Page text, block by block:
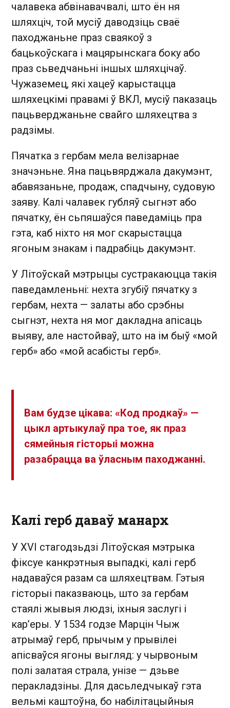
чалавека абвінавачвалі, што ён ня
шляхціч, той мусіў даводзіць сваё
паходжаньне праз сваякоў з
бацькоўскага і мацярынскага боку або
праз сьведчаньні іншых шляхцічаў.
Чужаземец, які хацеў карыстацца
шляхецкімі правамі ў ВКЛ, мусіў паказаць
пацьверджаньне свайго шляхецтва з
радзімы.
Пячатка з гербам мела велізарнае
значэньне. Яна пацьвярджала дакумэнт,
абавязаньне, продаж, спадчыну, судовую
заяву. Калі чалавек губляў сыгнэт або
пячатку, ён сьпяшаўся паведаміць пра
гэта, каб ніхто ня мог скарыстацца
ягоным знакам і падрабіць дакумэнт.
У Літоўскай мэтрыцы сустракаюцца такія
паведамленьні: нехта згубіў пячатку з
гербам, нехта — залаты або срэбны
сыгнэт, нехта ня мог дакладна апісаць
выяву, але настойваў, што на ім быў «мой
герб» або «мой асабісты герб».
Вам будзе цікава: «Код продкаў» —
цыкл артыкулаў пра тое, як праз
сямейныя гісторыі можна
разабрацца ва ўласным паходжанні.
Калі герб даваў манарх
У XVI стагодзьдзі Літоўская мэтрыка
фіксуе канкрэтныя выпадкі, калі герб
надаваўся разам са шляхецтвам. Гэтыя
гісторыі паказваюць, што за гербам
стаялі жывыя людзі, іхныя заслугі і
кар’еры. У 1534 годзе Марцін Чыж
атрымаў герб, прычым у прывілеі
апісваўся ягоны выгляд: у чырвоным
полі залатая страла, унізе — дзьве
перакладзіны. Для дасьледчыкаў гэта
вельмі каштоўна, бо набілітацыйныя